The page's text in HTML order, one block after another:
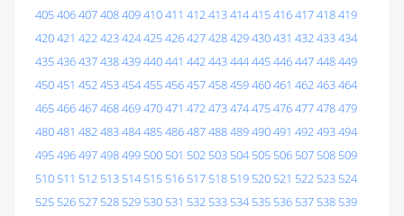
405406407408409410411 412413414415416417418419
420421 422423424425426427428429430431 432433434
435436437438439440441 442443444445446447448449
450451 452453454455456457458459460461 462463464
465466467468469470471 472473474475476477478479
480481 482483484485486487488489490491 492493494
495496497498499 500 501 502 503 504 505 506 507 508 509
510 511 512 513 514 515 516 517 518 519 520 521 522 523 524
525 526 527 528 529 530 531 532 533 534 535 536 537 538 539